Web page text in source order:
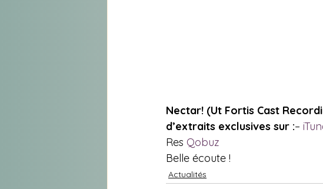
Nectar! (Ut Fortis Cast
d’extraits exclusives sur :–
Res Qobuz
Belle écoute !
Actualités